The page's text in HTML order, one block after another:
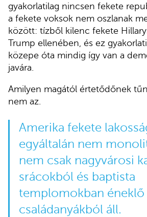
gyakorlatilag nincsen fekete
a fekete voksok nem oszlanak
között: tízből kilenc fekete
Trump ellenében, és ez
közepe óta mindig így van a
javára.
Amilyen magától értetődőnek
nem az.
Amerika fekete
egyáltalán nem
nem csak nagyvárosi
srácokból és baptista
templomokban éneklő
családanyákból áll.